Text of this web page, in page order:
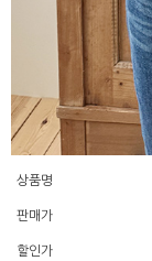
상품명
판매가
할인가